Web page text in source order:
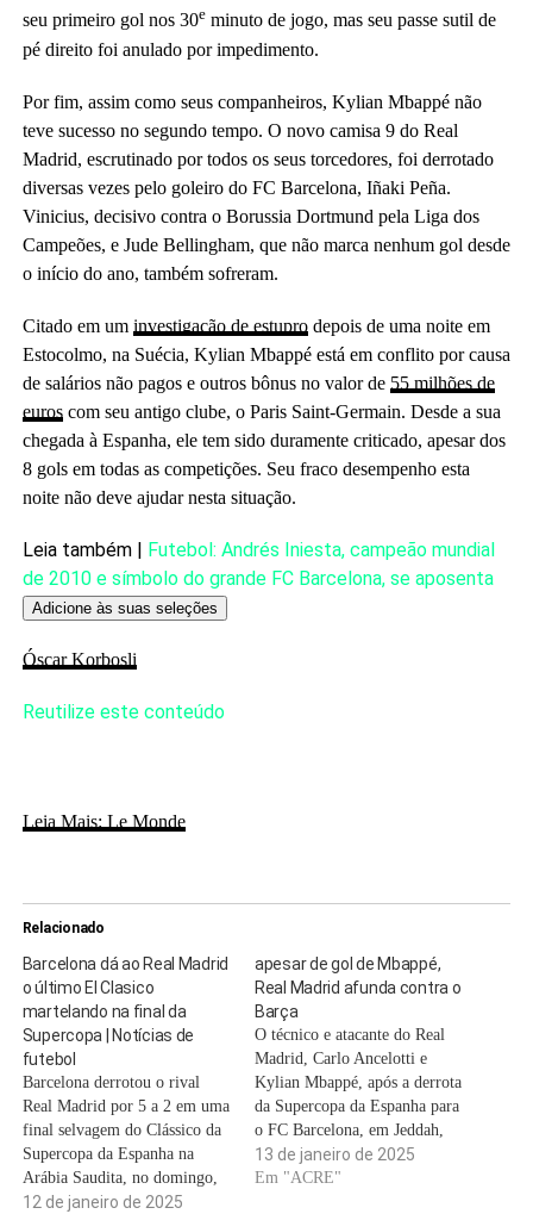
seu primeiro gol nos 30eminuto de jogo, mas seu passe sutil de
pé direito foi anulado por impedimento.
Por fim, assim como seus companheiros, Kylian Mbappé não
teve sucesso no segundo tempo. O novo camisa 9 do Real
Madrid, escrutinado por todos os seus torcedores, foi derrotado
diversas vezes pelo goleiro do FC Barcelona, ​​Iñaki Peña.
Vinicius, decisivo contra o Borussia Dortmund pela Liga dos
Campeões, e Jude Bellingham, que não marca nenhum gol desde
o início do ano, também sofreram.
Citado em um investigação de estuprodepois de uma noite em
Estocolmo, na Suécia, Kylian Mbappé está em conflito por causa
de salários não pagos e outros bônus no valor de 55 milhões de
euroscom seu antigo clube, o Paris Saint-Germain. Desde a sua
chegada à Espanha, ele tem sido duramente criticado, apesar dos
8 gols em todas as competições. Seu fraco desempenho esta
noite não deve ajudar nesta situação.
Leia também | Futebol: Andrés Iniesta, campeão mundial
de 2010 e símbolo do grande FC Barcelona, ​​​​se aposenta
Adicione às suas seleções
Óscar Korbosli
Reutilize este conteúdo
Leia Mais: Le Monde
Relacionado
Barcelona dá ao Real Madrid
o último El Clasico
martelando na final da
Supercopa | Notícias de
futebol
Barcelona derrotou o rival
Real Madrid por 5 a 2 em uma
final selvagem do Clássico da
Supercopa da Espanha na
Arábia Saudita, no domingo,
para ganhar o primeiro troféu
12 de janeiro de 2025
apesar de gol de Mbappé,
Real Madrid afunda contra o
Barça
O técnico e atacante do Real
Madrid, Carlo Ancelotti e
Kylian Mbappé, após a derrota
da Supercopa da Espanha para
o FC Barcelona, ​​em Jeddah,
domingo, 12 de janeiro de
2025. STRINGER/REUTERS
13 de janeiro de 2025
Em "ACRE"